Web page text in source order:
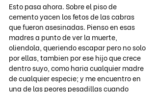
Esto pasa ahora. Sobre el piso de
cemento yacen los fetos de las cabras
que fueron asesinadas. Pienso en esas
madres a punto de ver la muerte,
oliendola, queriendo escapar pero no solo
por ellas, tambien por ese hijo que crece
dentro suyo, como haria cualquier madre
de cualquier especie; y me encuentro en
una de las peores pesadillas cuando